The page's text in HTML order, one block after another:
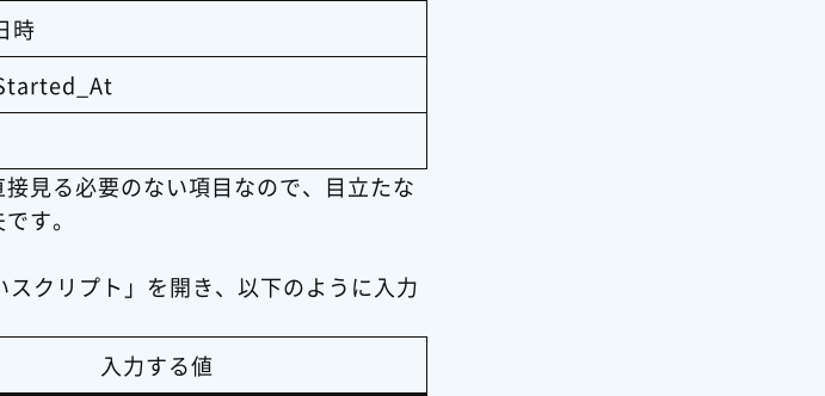
時
見る必要のない項目なので、目立たな
す。
クリプト」を開き、以下のように入力
入力する値